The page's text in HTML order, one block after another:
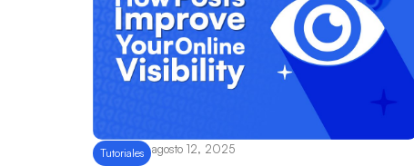
Tutoriales agosto 12, 2025